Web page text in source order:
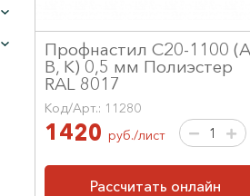
Профнастил С20-1100
В, К) 0,5 мм Полиэстер
RAL 8017
Код/Арт.: 11280
1420 руб./лист
Рассчитать онлайн